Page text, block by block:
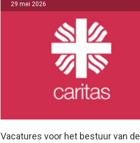
Vacatures voor het bestuur van de
29 mei 2026